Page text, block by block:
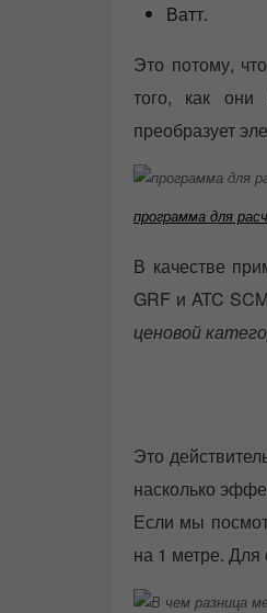
Ватт.
Это потому,
того, как они
преобразует
программа для
В качестве
GRF и ATC
ценовой
Это
насколько
Если мы
на 1 метре. Для